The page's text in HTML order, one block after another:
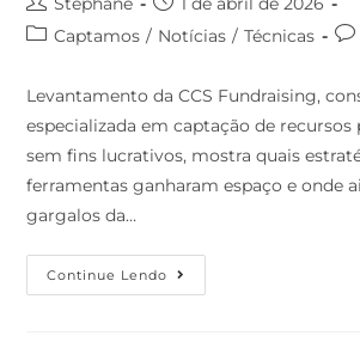
Captamos / Notícias / Técnicas
Levantamento da CCS Fundraising,
especializada em captação de recursos
sem fins lucrativos, mostra quais
ferramentas ganharam espaço e onde
gargalos da…
Continue Lendo